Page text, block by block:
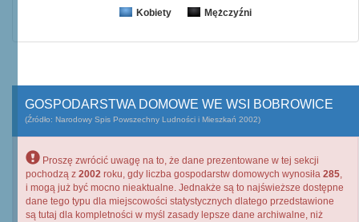
Kobiety Mężczyźni
GOSPODARSTWA DOMOWE WE WSI BOBROWICE
(Źródło: Narodowy Spis Powszechny Ludności i Mieszkań 2002)
Proszę zwrócić uwagę na to, że dane prezentowane w tej sekcji
pochodzą z 2002 roku, gdy liczba gospodarstw domowych wynosiła 285,
i mogą już być mocno nieaktualne. Jednakże są to najświeższe dostępne
dane tego typu dla miejscowości statystycznych dlatego przedstawione
są tutaj dla kompletności w myśl zasady lepsze dane archiwalne, niż